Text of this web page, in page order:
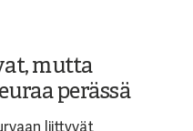
mutta
perässä
liittyvät